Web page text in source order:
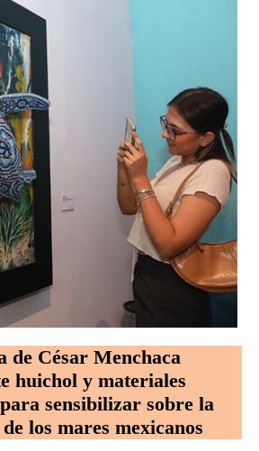
de César Menchaca
huichol y materiales
sensibilizar sobre la
los mares mexicanos